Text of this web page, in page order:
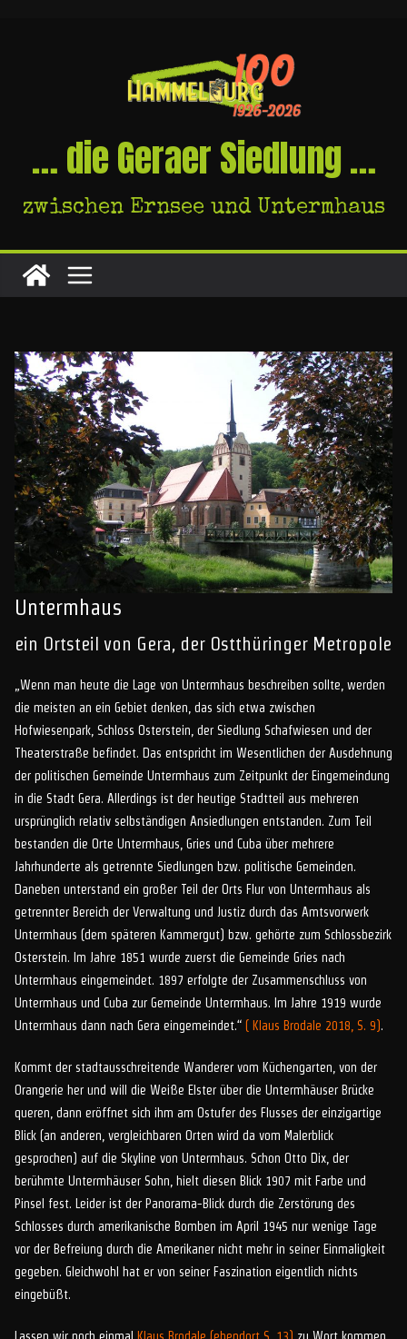
… die Geraer Siedlung …
zwischen Ernsee und Untermhaus
Untermhaus
ein Ortsteil von Gera, der Ostthüringer Metropole
„Wenn man heute die Lage von Untermhaus beschreiben sollte, werden
die meisten an ein Gebiet denken, das sich etwa zwischen
Hofwiesenpark, Schloss Osterstein, der Siedlung Schafwiesen und der
Theaterstraße befindet. Das entspricht im Wesentlichen der Ausdehnung
der politischen Gemeinde Untermhaus zum Zeitpunkt der Eingemeindung
in die Stadt Gera. Allerdings ist der heutige Stadtteil aus mehreren
ursprünglich relativ selbständigen Ansiedlungen entstanden. Zum Teil
bestanden die Orte Untermhaus, Gries und Cuba über mehrere
Jahrhunderte als getrennte Siedlungen bzw. politische Gemeinden.
Daneben unterstand ein großer Teil der Orts Flur von Untermhaus als
getrennter Bereich der Verwaltung und Justiz durch das Amtsvorwerk
Untermhaus (dem späteren Kammergut) bzw. gehörte zum Schlossbezirk
Osterstein. Im Jahre 1851 wurde zuerst die Gemeinde Gries nach
Untermhaus eingemeindet. 1897 erfolgte der Zusammenschluss von
Untermhaus und Cuba zur Gemeinde Untermhaus. Im Jahre 1919 wurde
Untermhaus dann nach Gera eingemeindet.“ ( Klaus Brodale 2018, S. 9).
Kommt der stadtausschreitende Wanderer vom Küchengarten, von der
Orangerie her und will die Weiße Elster über die Untermhäuser Brücke
queren, dann eröffnet sich ihm am Ostufer des Flusses der einzigartige
Blick (an anderen, vergleichbaren Orten wird da vom Malerblick
gesprochen) auf die Skyline von Untermhaus. Schon Otto Dix, der
berühmte Untermhäuser Sohn, hielt diesen Blick 1907 mit Farbe und
Pinsel fest. Leider ist der Panorama-Blick durch die Zerstörung des
Schlosses durch amerikanische Bomben im April 1945 nur wenige Tage
vor der Befreiung durch die Amerikaner nicht mehr in seiner Einmaligkeit
gegeben. Gleichwohl hat er von seiner Faszination eigentlich nichts
eingebüßt.